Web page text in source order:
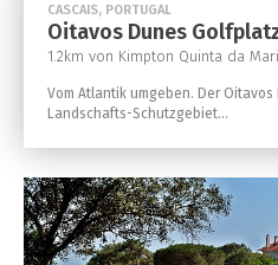
CASCAIS, PORTUGAL
Oitavos Dunes
1.2km von Kimpton Quinta da
Vom Atlantik umgeben. Der
Landschafts-Schutzgebiet...